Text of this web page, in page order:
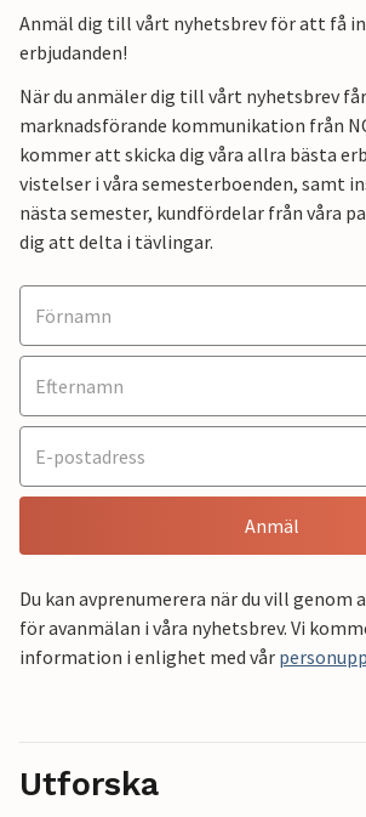
Anmäl dig till vårt nyhetsbrev för att få
erbjudanden!
När du anmäler dig till vårt nyhetsbrev
marknadsförande kommunikation från
kommer att skicka dig våra allra bästa
vistelser i våra semesterboenden, samt
nästa semester, kundfördelar från våra
dig att delta i tävlingar.
Anmäl
Du kan avprenumerera när du vill genom
för avanmälan i våra nyhetsbrev. Vi
information i enlighet med vår
Utforska